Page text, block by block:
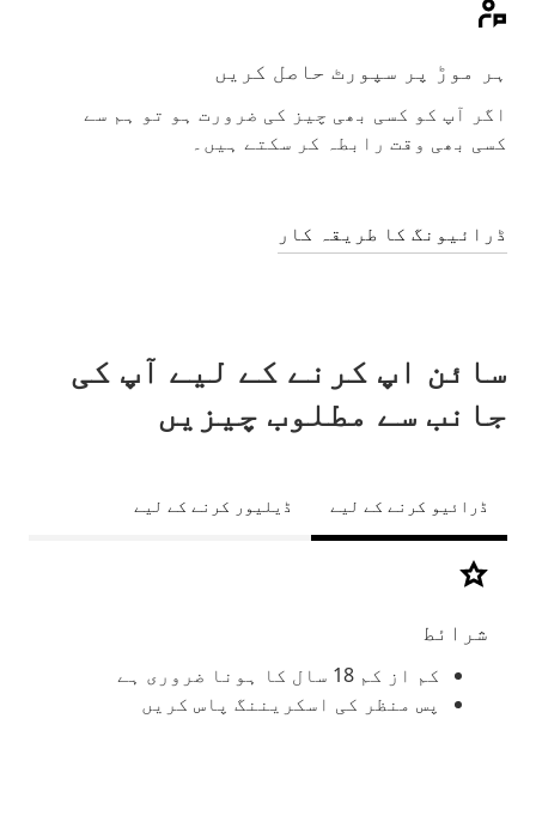
ہر موڑ پر سپورٹ حاصل کریں
اگر آپ کو کسی بھی چیز کی ضرورت ہو تو ہم سے
کسی بھی وقت رابطہ کر سکتے ہیں۔
ڈرائیونگ کا طریقہ کار
سائن اپ کرنے کے لیے آپ کی
جانب سے مطلوب چیزیں
ڈرائیو کرنے کے لیے ڈیلیور کرنے کے لیے
شرائط
کم از کم 18 سال کا ہونا ضروری ہے
پس منظر کی اسکریننگ پاس کریں